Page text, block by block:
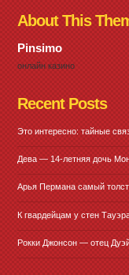
About This
Pinsimo
онлайн казино
Recent Posts
Это интересно: тайные
Дева — 14-летняя дочь
Арья Пермана самый
К гвардейцам у стен
Рокки Джонсон — отец